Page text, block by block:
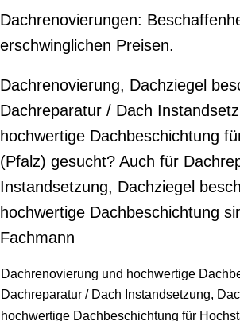
Dachrenovierungen:
erschwinglichen Preisen.
Dachrenovierung, Dachziegel
Dachreparatur / Dach
hochwertige Dachbeschichtung
(Pfalz) gesucht? Auch für
Instandsetzung, Dachziegel
hochwertige Dachbeschichtung
Fachmann
Dachrenovierung und hochwertige
Dachreparatur / Dach Instandsetzung,
hochwertige Dachbeschichtung für